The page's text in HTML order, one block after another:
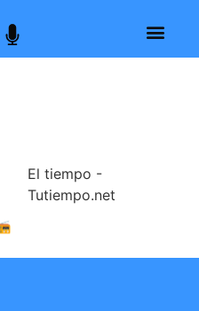
El tiempo -
Tutiempo.net